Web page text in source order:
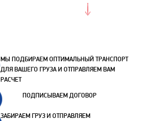
МЫ ПОДБИРАЕМ ОПТИМАЛЬНЫЙ ТРАНСПОРТ
ДЛЯ ВАШЕГО ГРУЗА И ОТПРАВЛЯЕМ ВАМ
РАСЧЕТ
ПОДПИСЫВАЕМ ДОГОВОР
ЗАБИРАЕМ ГРУЗ И ОТПРАВЛЯЕМ